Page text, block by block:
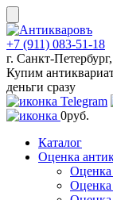
Skip
to
content
+7 (911) 083-51-18
г. Санкт-
Купим
деньги сразу
0руб.
Каталог
Оценка
Оценка